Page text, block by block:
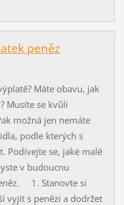
peněz
Máte obavu, jak
Musíte se kvůli
možná jen nemáte
podle kterých s
Podívejte se, jaké malé
v budoucnu
1. Stanovte si
vyjít s penězi a dodržet